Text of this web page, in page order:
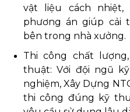
vật liệu cách nhiệt,
phương án giúp cải
bên trong nhà xưởng.
Thi công chất
thuật: Với đội ngũ
nghiệm, Xây Dựng
thi công đúng kỹ